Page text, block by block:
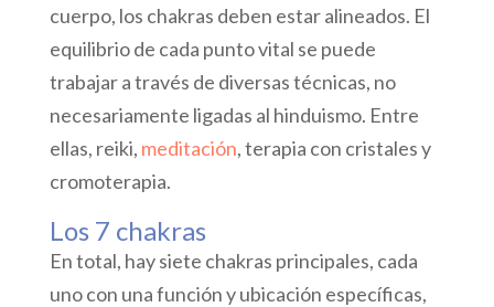
cuerpo, los chakras deben estar alineados. El
equilibrio de cada punto vital se puede
trabajar a través de diversas técnicas, no
necesariamente ligadas al hinduismo. Entre
ellas, reiki, meditación, terapia con cristales y
cromoterapia.
Los 7 chakras
En total, hay siete chakras principales, cada
uno con una función y ubicación específicas,